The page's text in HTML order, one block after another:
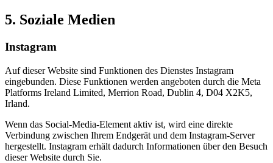
5. Soziale Medien
Instagram
Auf dieser Website sind Funktionen des Dienstes Instagram
eingebunden. Diese Funktionen werden angeboten durch die Meta
Platforms Ireland Limited, Merrion Road, Dublin 4, D04 X2K5,
Irland.
Wenn das Social-Media-Element aktiv ist, wird eine direkte
Verbindung zwischen Ihrem Endgerät und dem Instagram-Server
hergestellt. Instagram erhält dadurch Informationen über den Besuch
dieser Website durch Sie.